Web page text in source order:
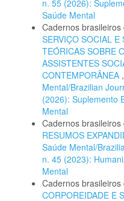
n. 55 (2026):
Saúde Mental
Cadernos
SERVIÇO SOCIAL E
TEÓRICAS SOBRE
ASSISTENTES
CONTEMPORÂNEA ,
Mental/Brazilian
(2026): Suplemento
Mental
Cadernos
RESUMOS
Saúde Mental/
n. 45 (2023):
Mental
Cadernos
CORPOREIDADE E